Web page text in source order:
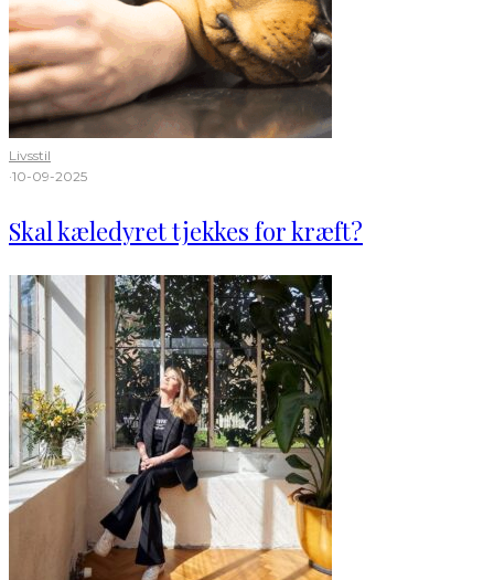
Livsstil
·10-09-2025
Skal kæledyret tjekkes for kræft?